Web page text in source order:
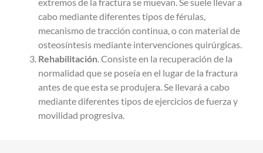
extremos de la fractura se muevan. Se suele llevar a
cabo mediante diferentes tipos de férulas,
mecanismo de tracción continua, o con material de
osteosíntesis mediante intervenciones quirúrgicas.
Rehabilitación. Consiste en la recuperación de la
normalidad que se poseía en el lugar de la fractura
antes de que esta se produjera. Se llevará a cabo
mediante diferentes tipos de ejercicios de fuerza y
movilidad progresiva.